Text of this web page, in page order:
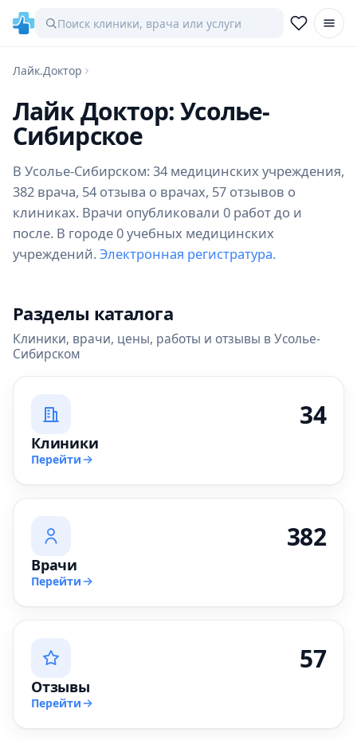
Лайк.Доктор
Лайк Доктор: Усолье-
Сибирское
В Усолье-Сибирском: 34 медицинских учреждения,
382 врача, 54 отзыва о врачах, 57 отзывов о
клиниках. Врачи опубликовали 0 работ до и
после. В городе 0 учебных медицинских
учреждений. Электронная регистратура.
Разделы каталога
Клиники, врачи, цены, работы и отзывы в Усолье-
Сибирском
34
Клиники
Перейти
382
Врачи
Перейти
57
Отзывы
Перейти